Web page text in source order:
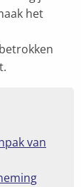
het
van